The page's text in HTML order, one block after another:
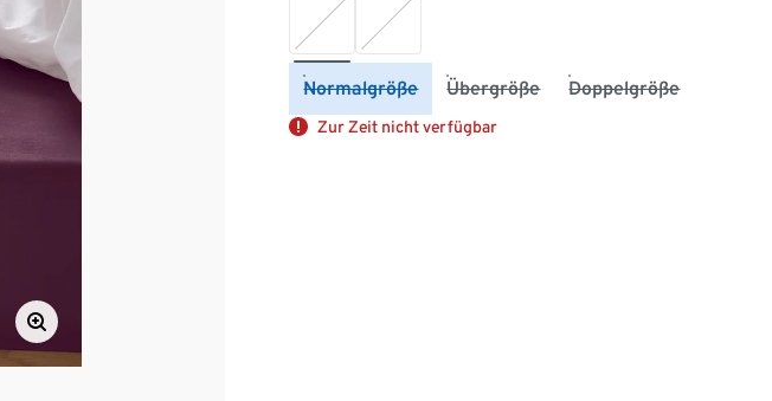
Normalgröße Übergröße Doppelgröße
Zur Zeit nicht verfügbar